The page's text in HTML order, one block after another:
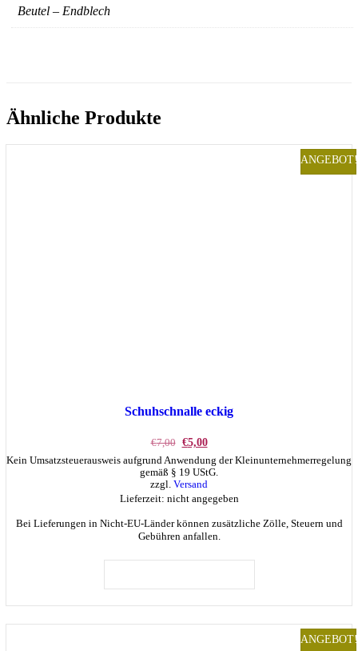
Beutel – Endblech
Ähnliche Produkte
ANGEBOT!
Schuhschnalle eckig
€7,00 Ursprünglicher
Preis
war:
€7,00
€5,00Aktueller
Preis
ist:
€5,00.
Kein Umsatzsteuerausweis aufgrund Anwendung der Kleinunternehmerregelung
gemäß § 19 UStG.
zzgl. Versand
Lieferzeit: nicht angegeben
Bei Lieferungen in Nicht-EU-Länder können zusätzliche Zölle, Steuern und
Gebühren anfallen.
ANGEBOT!